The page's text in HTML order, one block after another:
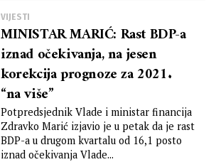
VIJESTI
MINISTAR MARIĆ: Rast BDP-a
iznad očekivanja, na jesen
korekcija prognoze za 2021.
“na više”
Potpredsjednik Vlade i ministar financija
Zdravko Marić izjavio je u petak da je rast
BDP-a u drugom kvartalu od 16,1 posto
iznad očekivanja Vlade...